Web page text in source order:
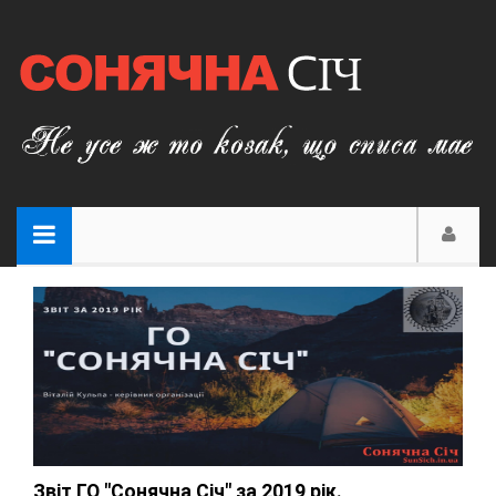
Звіт ГО "Сонячна Січ" за 2019 рік.